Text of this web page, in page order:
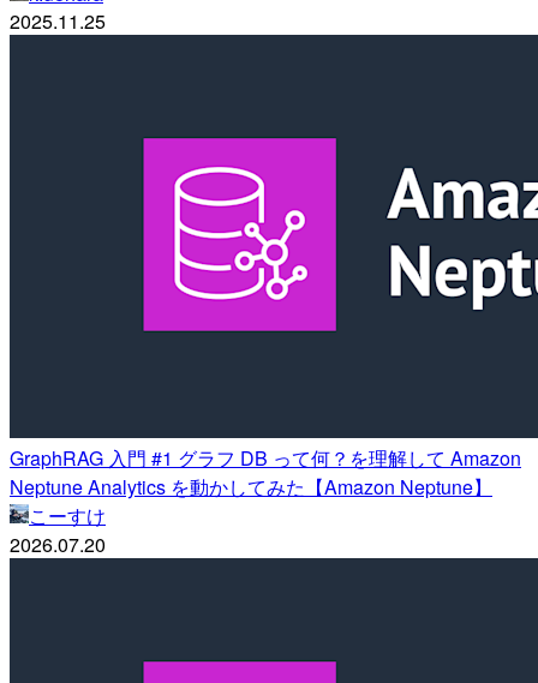
2025.11.25
GraphRAG 入門 #1 グラフ DB って何？を理解して Amazon
Neptune Analytics を動かしてみた【Amazon Neptune】
こーすけ
2026.07.20